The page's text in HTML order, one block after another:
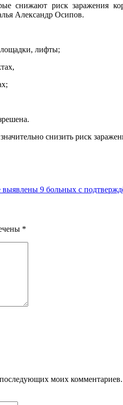
снижают риск заражения
Александр Осипов.
лифты;
снизить риск
выявлены 9 больных с
*
последующих моих комментариев.